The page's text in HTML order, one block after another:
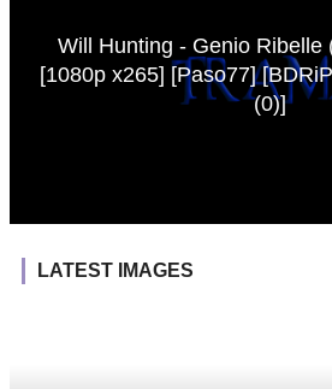
Will Hunting - Genio Ribelle
[1080p x265] [Paso77]
(0)]
LATEST IMAGES